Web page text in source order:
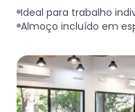
Ideal para trabalho
Almoço incluído em